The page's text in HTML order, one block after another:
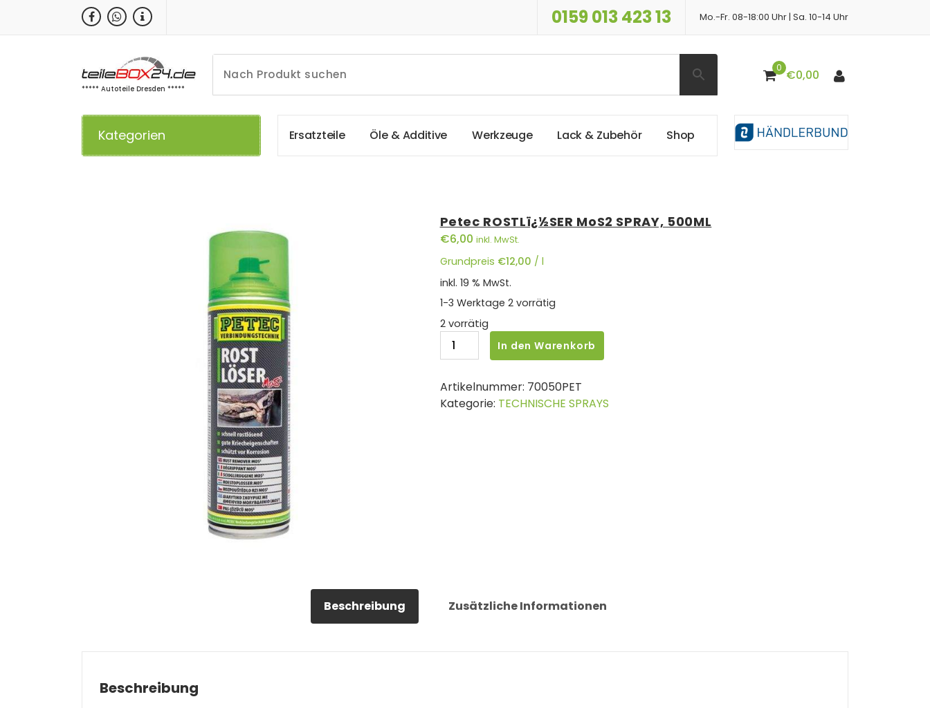
0159 013 423 13 Mo.-Fr. 08-18:00 Uhr | Sa. 10-14 Uhr
***** Autoteile Dresden *****
0 €0,00
Kategorien Ersatzteile Öle &Additive Werkzeuge Lack & Zubehör Shop
Petec ROSTLï¿½SER MoS2 SPRAY, 500ML
€6,00 inkl. MwSt.
Grundpreis €12,00 / l
inkl. 19 % MwSt.
1-3 Werktage 2 vorrätig
2 vorrätig
Petec
ROSTLï¿½SER
SPRAY,
500ML
In den Warenkorb
Artikelnummer: 70050PET
Kategorie: TECHNISCHE SPRAYS
Beschreibung Zusätzliche Informationen
Beschreibung